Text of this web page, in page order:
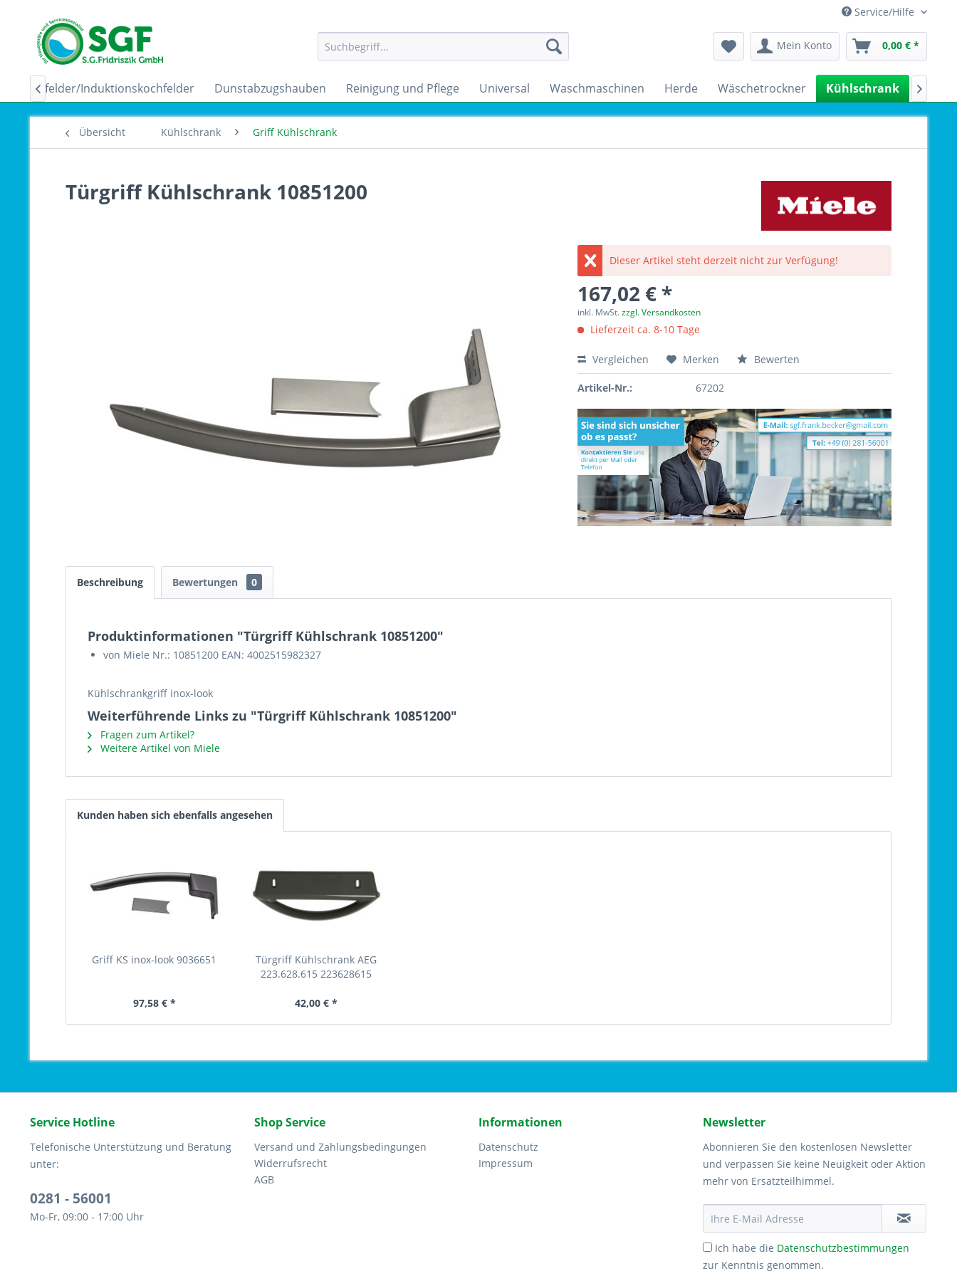
Service/Hilfe
Mein Konto 0,00 € *
Ceranfelder/Induktionskochfelder Dunstabzugshauben Reinigung und Pflege Universal Waschmaschinen Herde Wäschetrockner Kühlschrank
 
Übersicht Kühlschrank Griff Kühlschrank
Türgriff Kühlschrank 10851200
Dieser Artikel steht derzeit nicht zur Verfügung!
167,02 € *
inkl. MwSt.zzgl. Versandkosten
Lieferzeit ca. 8-10 Tage
Vergleichen Merken Bewerten
Artikel-Nr.: 67202
Beschreibung Bewertungen 0
Produktinformationen "Türgriff Kühlschrank 10851200"
von Miele Nr.: 10851200 EAN: 4002515982327
Kühlschrankgriff inox-look
Weiterführende Links zu "Türgriff Kühlschrank 10851200"
Fragen zum Artikel?
Weitere Artikel von Miele
Kunden haben sich ebenfalls angesehen
Griff KS inox-look 9036651
97,58 € *
Türgriff Kühlschrank AEG
223.628.615 223628615
42,00 € *
Service Hotline
Telefonische Unterstützung und Beratung
unter:
0281 - 56001
Mo-Fr, 09:00 - 17:00 Uhr
Shop Service
Versand und Zahlungsbedingungen
Widerrufsrecht
AGB
Informationen
Datenschutz
Impressum
Newsletter
Abonnieren Sie den kostenlosen Newsletter
und verpassen Sie keine Neuigkeit oder Aktion
mehr von Ersatzteilhimmel.
Ich habe die Datenschutzbestimmungen
zur Kenntnis genommen.